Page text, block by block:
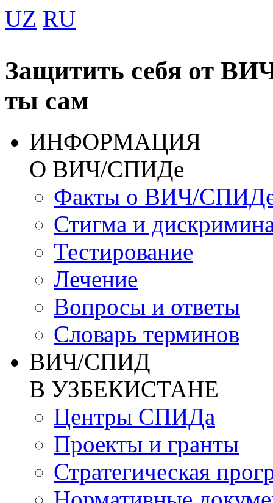
UZ RU
Защитить себя от
ты сам
ИНФОРМАЦИЯ
О ВИЧ/СПИДе
Факты о ВИЧ/
Стигма и
Тестирование
Лечение
Вопросы и ответы
Словарь терминов
ВИЧ/СПИД
В УЗБЕКИСТАНЕ
Центры СПИДа
Проекты и гранты
Стратегическая